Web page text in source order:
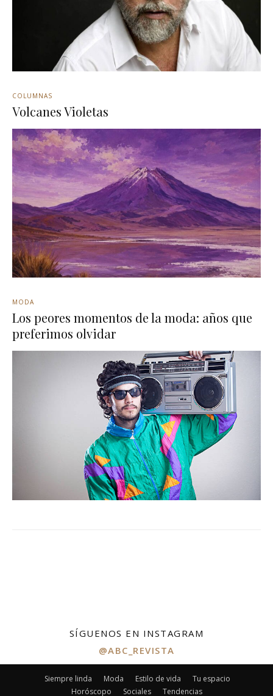
COLUMNAS
Volcanes Violetas
MODA
Los peores momentos de la moda: años que
preferimos olvidar
SÍGUENOS EN INSTAGRAM
@ABC_REVISTA
Siempre linda Moda Estilo de vida
Tu espacio
Horóscopo
Sociales Tendencias